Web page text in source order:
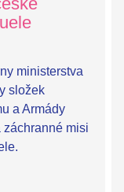
ministerstva
složek
a Armády
misi